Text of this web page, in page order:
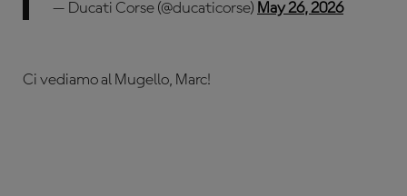
— Ducati Corse (@ducaticorse) May 26, 2026
Ci vediamo al Mugello, Marc!